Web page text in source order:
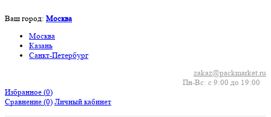
Ваш город: Москва
Москва
Казань
Санкт-Петербург
Пн-Вс: с 9:00 до 19:00
zakaz@packmarket.ru
Избранное (0)
Сравнение (0) Личный кабинет